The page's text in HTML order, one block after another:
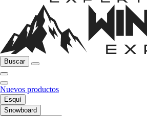
Buscar
Nuevos productos
Esquí
Snowboard